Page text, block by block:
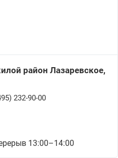
район Лазаревское,
232-90-00
13:00–14:00